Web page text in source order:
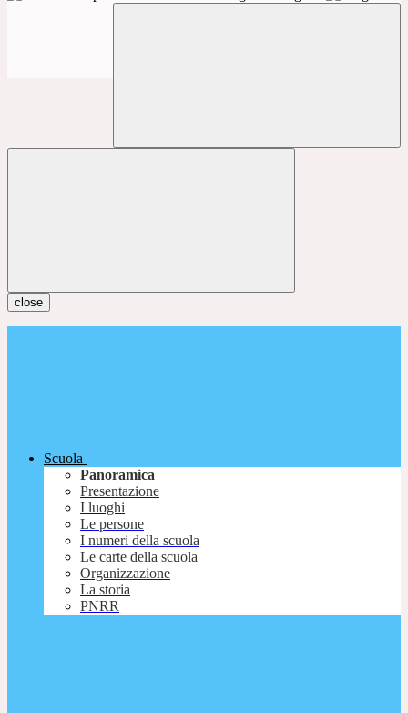
close
Scuola
Panoramica
Presentazione
I luoghi
Le persone
I numeri della scuola
Le carte della scuola
Organizzazione
La storia
PNRR